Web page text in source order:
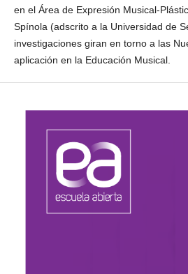
en el Área de Expresión Musical-
Spínola (adscrito a la Universidad de
investigaciones giran en torno a las
aplicación en la Educación Musical.